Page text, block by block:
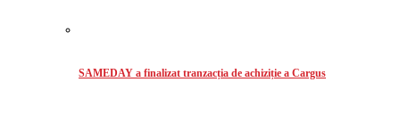
SAMEDAY a finalizat tranzacția de achiziție a Cargus